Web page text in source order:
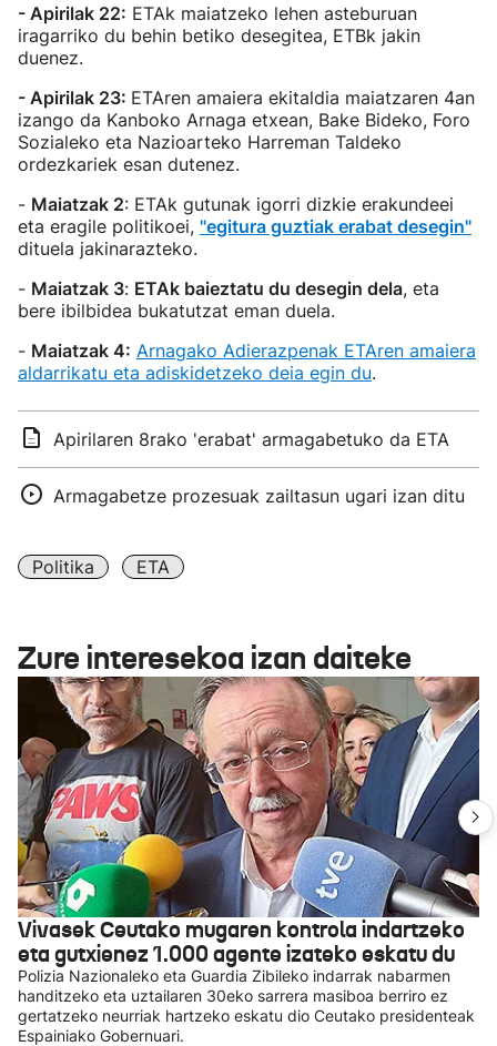
- Apirilak 22: ETAk maiatzeko lehen asteburuan
iragarriko du behin betiko desegitea, ETBk jakin
duenez.
- Apirilak 23: ETAren amaiera ekitaldia maiatzaren 4an
izango da Kanboko Arnaga etxean, Bake Bideko, Foro
Sozialeko eta Nazioarteko Harreman Taldeko
ordezkariek esan dutenez.
- Maiatzak 2: ETAk gutunak igorri dizkie erakundeei
eta eragile politikoei, "egitura guztiak erabat desegin"
dituela jakinarazteko.
- Maiatzak 3: ETAk baieztatu du desegin dela, eta
bere ibilbidea bukatutzat eman duela.
- Maiatzak 4: Arnagako Adierazpenak ETAren amaiera
aldarrikatu eta adiskidetzeko deia egin du.
Apirilaren 8rako 'erabat' armagabetuko da ETA
Armagabetze prozesuak zailtasun ugari izan ditu
Politika ETA
Zure interesekoa izan daiteke
Vivasek Ceutako mugaren kontrola indartzeko
eta gutxienez 1.000 agente izateko eskatu du
Polizia Nazionaleko eta Guardia Zibileko indarrak nabarmen
handitzeko eta uztailaren 30eko sarrera masiboa berriro ez
gertatzeko neurriak hartzeko eskatu dio Ceutako presidenteak
Espainiako Gobernuari.